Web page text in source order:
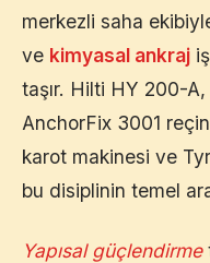
merkezli saha
ve kimyasal ankraj
taşır. Hilti HY 200-
AnchorFix 3001
karot makinesi ve
bu disiplinin temel
Yapısal güçlendirme